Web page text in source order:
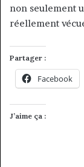
non seulement
réellement
Partager :
Facebook
J’aime ça :